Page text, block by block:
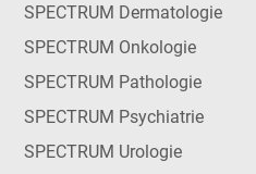
SPECTRUM Dermatologie
SPECTRUM Onkologie
SPECTRUM Pathologie
SPECTRUM Psychiatrie
SPECTRUM Urologie